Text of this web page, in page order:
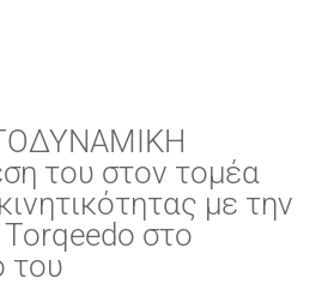
του στον τομέα
με την
στο
του